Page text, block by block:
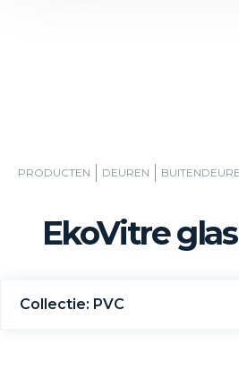
PRODUCTEN DEUREN
EkoVitre
Collectie: PVC